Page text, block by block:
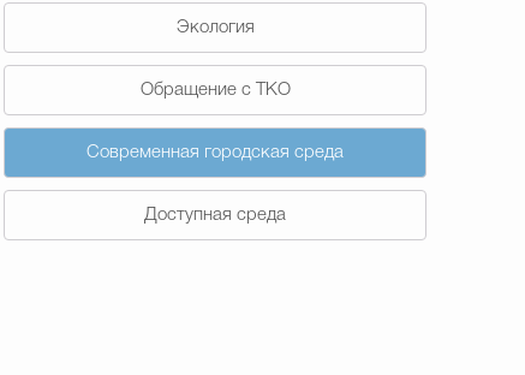
Экология
Обращение с ТКО
Современная городская среда
Доступная среда